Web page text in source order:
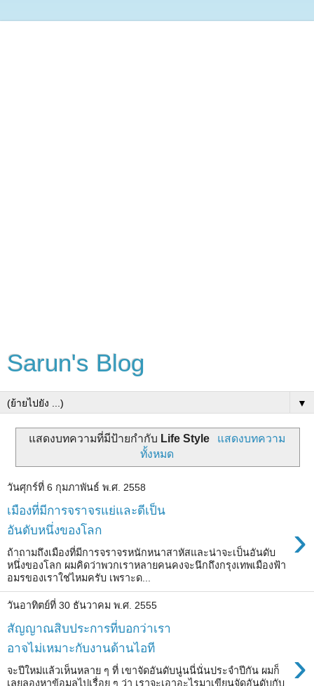
Sarun's Blog
▼
แสดงบทความที่มีป้ายกำกับ Life Style
แสดงบทความ
ทั้งหมด
วันศุกร์ที่ 6 กุมภาพันธ์ พ.ศ. 2558
เมืองที่มีการจราจรแย่และดีเป็น
อันดับหนึ่งของโลก
›
ถ้าถามถึงเมืองที่มีการจราจรหนักหนาสาหัสและน่าจะเป็นอันดับ
หนึ่งของโลก ผมคิดว่าพวกเราหลายคนคงจะนึกถึงกรุงเทพเมืองฟ้า
อมรของเราใช่ไหมครับ เพราะด...
วันอาทิตย์ที่ 30 ธันวาคม พ.ศ. 2555
สัญญาณสิบประการที่บอกว่าเรา
อาจไม่เหมาะกับงานด้านไอที
›
จะปีใหม่แล้วเห็นหลาย ๆ ที่ เขาจัดอันดับนู่นนี่นั่นประจำปีกัน ผมก็
เลยลองหาข้อมูลไปเรื่อย ๆ ว่า เราจะเอาอะไรมาเขียนจัดอันดับกับ